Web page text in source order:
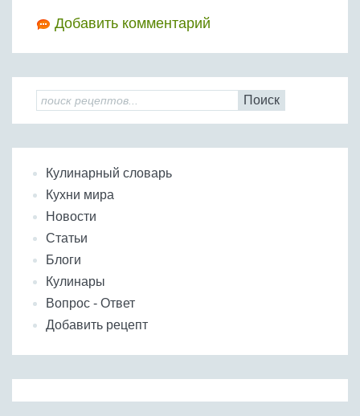
Добавить комментарий
Поиск
Кулинарный словарь
Кухни мира
Новости
Статьи
Блоги
Кулинары
Вопрос - Ответ
Добавить рецепт